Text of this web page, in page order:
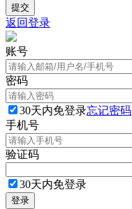
返回登录
账号
密码
30天内免登录忘记密码
手机号
验证码
30天内免登录